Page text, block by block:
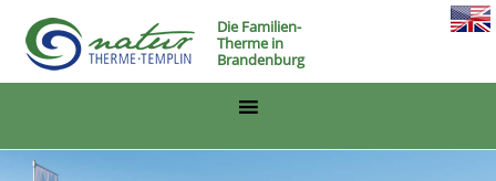
Die Familien-
Therme in
Brandenburg